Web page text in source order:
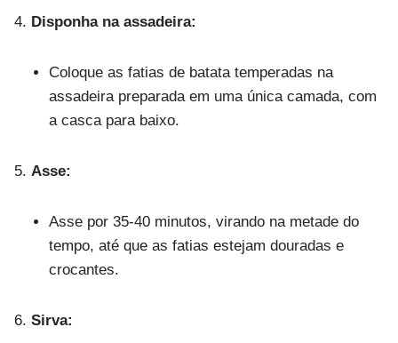
Disponha na assadeira:
Coloque as fatias de batata temperadas na
assadeira preparada em uma única camada, com
a casca para baixo.
Asse:
Asse por 35-40 minutos, virando na metade do
tempo, até que as fatias estejam douradas e
crocantes.
Sirva: